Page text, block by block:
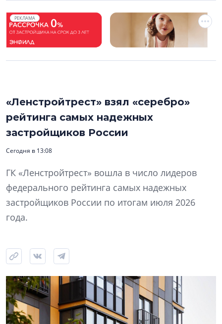
РЕКЛАМА
«Ленстройтрест» взял «серебро»
рейтинга самых надежных
застройщиков России
Сегодня в 13:08
ГК «Ленстройтрест» вошла в число лидеров
федерального рейтинга самых надежных
застройщиков России по итогам июля 2026
года.